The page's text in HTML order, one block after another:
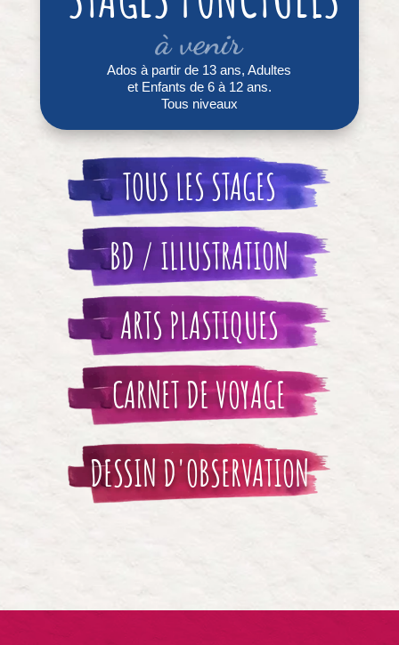
à venir
Ados à partir de 13 ans, Adultes
et Enfants de 6 à 12 ans.
Tous niveaux
TOUS LES STAGES
BD / ILLUSTRATION
ARTS PLASTIQUES
CARNET DE VOYAGE
DESSIN D'OBSERVATION